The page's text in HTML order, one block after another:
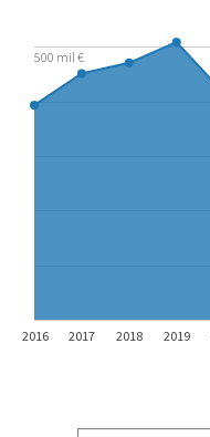
2016 2017 2018 2019
500 mil €